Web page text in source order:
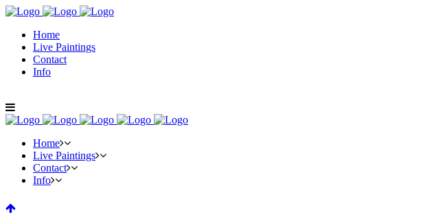
Home
Live Paintings
Contact
Info
Home
Live Paintings
Contact
Info